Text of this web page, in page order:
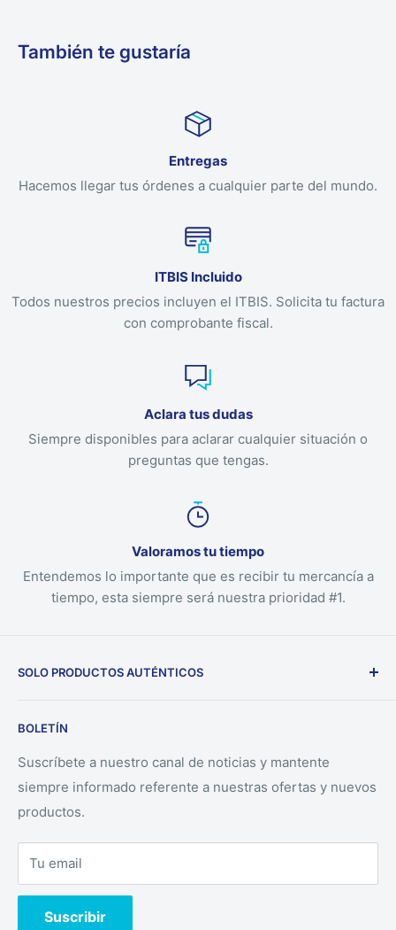
También te gustaría
Entregas
Hacemos llegar tus órdenes a cualquier parte del mundo.
ITBIS Incluido
Todos nuestros precios incluyen el ITBIS. Solicita tu factura
con comprobante fiscal.
Aclara tus dudas
Siempre disponibles para aclarar cualquier situación o
preguntas que tengas.
Valoramos tu tiempo
Entendemos lo importante que es recibir tu mercancía a
tiempo, esta siempre será nuestra prioridad #1.
SOLO PRODUCTOS AUTÉNTICOS
directamente desde los fabricantes.
BOLETÍN
Suscríbete a nuestro canal de noticias y mantente
siempre informado referente a nuestras ofertas y nuevos
productos.
Tu email
Suscribir